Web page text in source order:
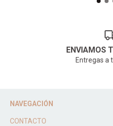
ENVIAMOS
Entregas a
NAVEGACIÓN
CONTACTO